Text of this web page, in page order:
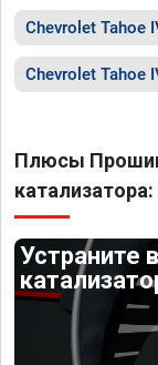
Chevrolet Tahoe
Chevrolet Tahoe
Плюсы
катализатора:
Устраните